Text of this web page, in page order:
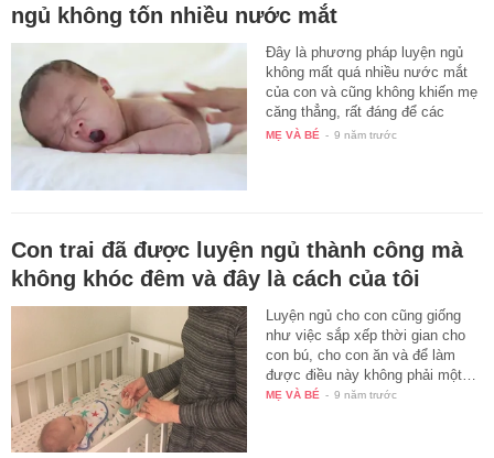
ngủ không tốn nhiều nước mắt
Đây là phương pháp luyện ngủ
không mất quá nhiều nước mắt
của con và cũng không khiến mẹ
căng thẳng, rất đáng để các
mẹ…
MẸ VÀ BÉ - 9 năm trước
Con trai đã được luyện ngủ thành công mà
không khóc đêm và đây là cách của tôi
Luyện ngủ cho con cũng giống
như việc sắp xếp thời gian cho
con bú, cho con ăn và để làm
được điều này không phải một…
MẸ VÀ BÉ - 9 năm trước